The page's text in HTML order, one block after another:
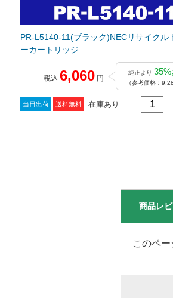
PR-L5140-11(ブラック)NECリサイクル
ーカートリッジ
税込 6,060 円
純正より
（参考価格：
当日出荷 送料無料 在庫あり
商品レ
このペ